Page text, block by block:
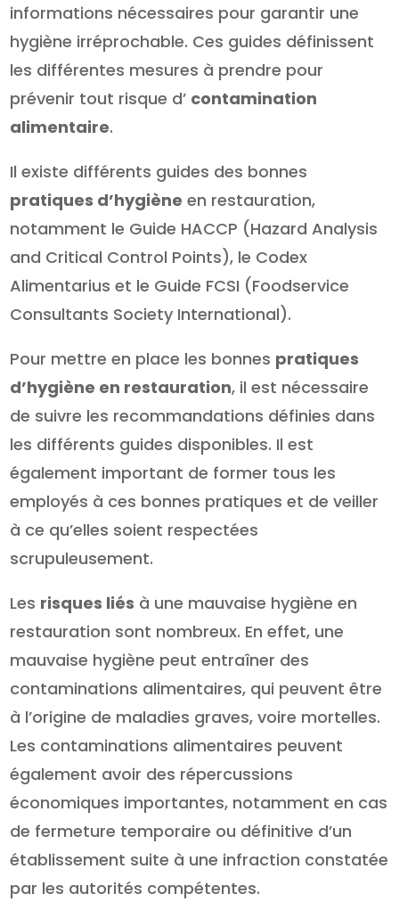
informations nécessaires pour garantir une
hygiène irréprochable. Ces guides définissent
les différentes mesures à prendre pour
prévenir tout risque d’ contamination
alimentaire.
Il existe différents guides des bonnes
pratiques d’hygiène en restauration,
notamment le Guide HACCP (Hazard Analysis
and Critical Control Points), le Codex
Alimentarius et le Guide FCSI (Foodservice
Consultants Society International).
Pour mettre en place les bonnes pratiques
d’hygiène en restauration, il est nécessaire
de suivre les recommandations définies dans
les différents guides disponibles. Il est
également important de former tous les
employés à ces bonnes pratiques et de veiller
à ce qu’elles soient respectées
scrupuleusement.
Les risques liés à une mauvaise hygiène en
restauration sont nombreux. En effet, une
mauvaise hygiène peut entraîner des
contaminations alimentaires, qui peuvent être
à l’origine de maladies graves, voire mortelles.
Les contaminations alimentaires peuvent
également avoir des répercussions
économiques importantes, notamment en cas
de fermeture temporaire ou définitive d’un
établissement suite à une infraction constatée
par les autorités compétentes.